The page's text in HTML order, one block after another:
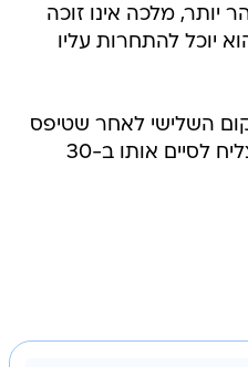
3 שניות מהר יותר, מלכה אינו זוכה
יוכל להתחרות עליו
ה-18 סיים במקום השלישי לאחר שטיפס
גם הוא את ההר אך לא הצליח לסיים אותו ב-30